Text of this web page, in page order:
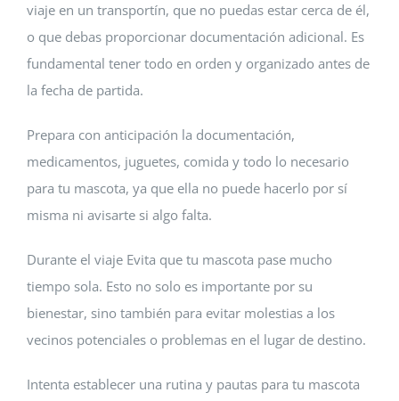
viaje en un transportín, que no puedas estar cerca de él,
o que debas proporcionar documentación adicional. Es
fundamental tener todo en orden y organizado antes de
la fecha de partida.
Prepara con anticipación la documentación,
medicamentos, juguetes, comida y todo lo necesario
para tu mascota, ya que ella no puede hacerlo por sí
misma ni avisarte si algo falta.
Durante el viaje Evita que tu mascota pase mucho
tiempo sola. Esto no solo es importante por su
bienestar, sino también para evitar molestias a los
vecinos potenciales o problemas en el lugar de destino.
Intenta establecer una rutina y pautas para tu mascota